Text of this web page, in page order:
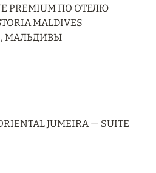
PREMIUM ПО ОТЕЛЮ
MALDIVES
МАЛЬДИВЫ
JUMEIRA — SUITE